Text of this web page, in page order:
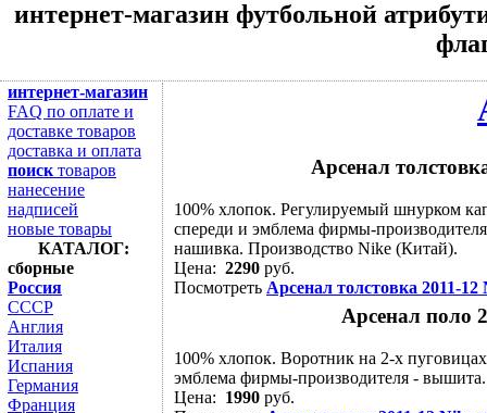
интернет-магазин футбольной
Арсенал
100% хлопок. Регулируемый шнурком
спереди и эмблема фирмы-
нашивка. Производство Nike (Китай).
Цена: 2290 руб.
Посмотреть Арсенал толстовка 2011-12
Арсенал поло
100% хлопок. Воротник на 2-х
эмблема фирмы-производителя -
Цена: 1990 руб.
интернет-магазин
FAQ по оплате и
доставке товаров
доставка и оплата
поиск товаров
нанесение
надписей
новые товары
КАТАЛОГ:
сборные
Россия
СССР
Англия
Италия
Испания
Германия
Франция